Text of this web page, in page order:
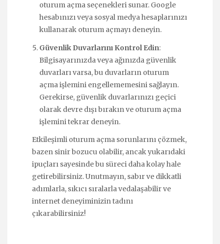
oturum açma seçenekleri sunar. Google
hesabınızı veya sosyal medya hesaplarınızı
kullanarak oturum açmayı deneyin.
Güvenlik Duvarlarını Kontrol Edin:
Bilgisayarınızda veya ağınızda güvenlik
duvarları varsa, bu duvarların oturum
açma işlemini engellememesini sağlayın.
Gerekirse, güvenlik duvarlarınızı geçici
olarak devre dışı bırakın ve oturum açma
işlemini tekrar deneyin.
Etkileşimli oturum açma sorunlarını çözmek,
bazen sinir bozucu olabilir, ancak yukarıdaki
ipuçları sayesinde bu süreci daha kolay hale
getirebilirsiniz. Unutmayın, sabır ve dikkatli
adımlarla, sıkıcı sıralarla vedalaşabilir ve
internet deneyiminizin tadını
çıkarabilirsiniz!